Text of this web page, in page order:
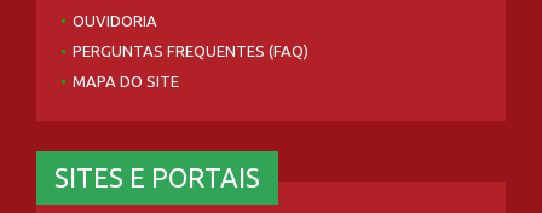
OUVIDORIA
PERGUNTAS FREQUENTES (FAQ)
MAPA DO SITE
SITES E PORTAIS